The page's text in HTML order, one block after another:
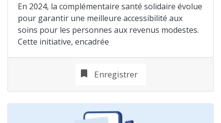
En 2024, la complémentaire santé solidaire évolue
pour garantir une meilleure accessibilité aux
soins pour les personnes aux revenus modestes.
Cette initiative, encadrée
Enregistrer